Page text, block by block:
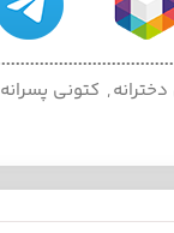
, کتونی پسرانه